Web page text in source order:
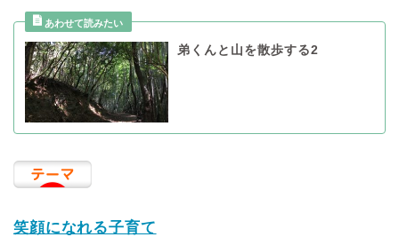
弟くんと山を散歩する2
笑顔になれる子育て